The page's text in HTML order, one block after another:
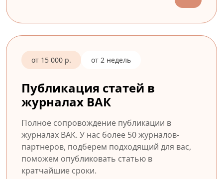
от 15 000 р. от 2 недель
Публикация статей в
журналах ВАК
Полное сопровождение публикации в
журналах ВАК. У нас более 50 журналов-
партнеров, подберем подходящий для вас,
поможем опубликовать статью в
кратчайшие сроки.